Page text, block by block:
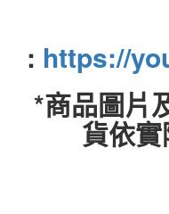
: https://
*商品圖片
貨依